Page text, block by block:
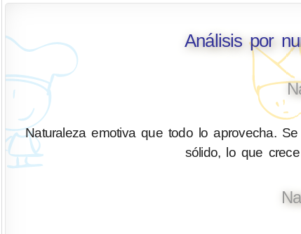
Análisis por
Naturaleza emotiva que todo lo aprovecha.
sólido, lo que